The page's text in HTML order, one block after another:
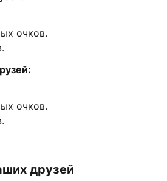
очков.
очков.
друзей